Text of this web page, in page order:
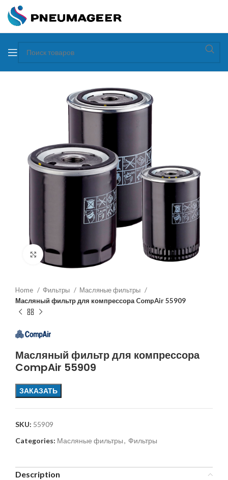
Увеличить
Home Фильтры
Масляные фильтры
Масляный фильтр для компрессора CompAir 55909
Масляный фильтр для компрессора
CompAir 55909
ЗАКАЗАТЬ
SKU: 55909
Categories: Масляные фильтры, Фильтры
Description